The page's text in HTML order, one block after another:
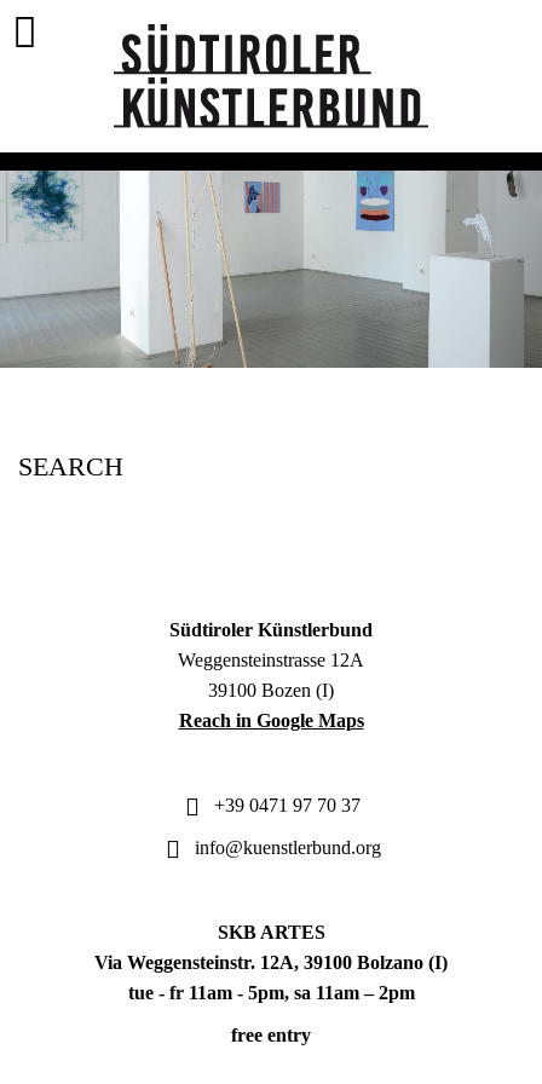
SEARCH
Südtiroler Künstlerbund
Weggensteinstrasse 12A
39100 Bozen (I)
Reach in Google Maps
+39 0471 97 70 37
info@kuenstlerbund.org
SKB ARTES
Via Weggensteinstr. 12A, 39100 Bolzano (I)
tue - fr 11am - 5pm, sa 11am – 2pm
free entry